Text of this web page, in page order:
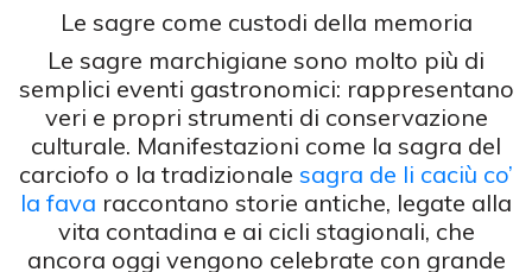
Le sagre come custodi della memoria
Le sagre marchigiane sono molto più di
semplici eventi gastronomici: rappresentano
veri e propri strumenti di conservazione
culturale. Manifestazioni come la sagra del
carciofo o la tradizionale sagra de li caciù co’
la fava raccontano storie antiche, legate alla
vita contadina e ai cicli stagionali, che
ancora oggi vengono celebrate con grande